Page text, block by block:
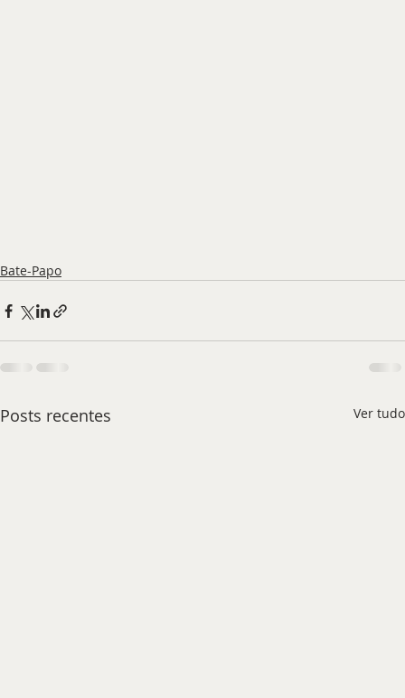
Bate-Papo
Posts recentes Ver tudo